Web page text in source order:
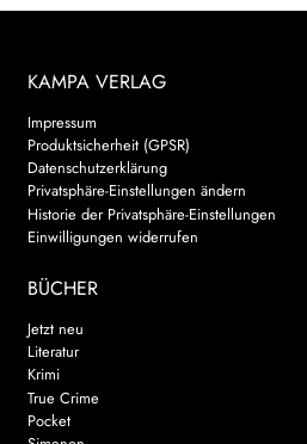
KAMPA VERLAG
Impressum
Produktsicherheit (GPSR)
Datenschutzerklärung
Privatsphäre-Einstellungen ändern
Historie der Privatsphäre-Einstellungen
Einwilligungen widerrufen
BÜCHER
Jetzt neu
Literatur
Krimi
True Crime
Pocket